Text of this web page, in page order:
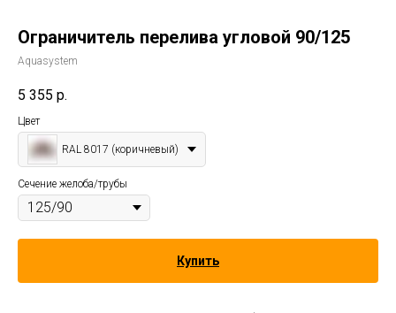
Ограничитель перелива угловой 90/125
Aquasystem
5 355 р.
Цвет
RAL 8017 (коричневый)
Сечение желоба/трубы
Купить